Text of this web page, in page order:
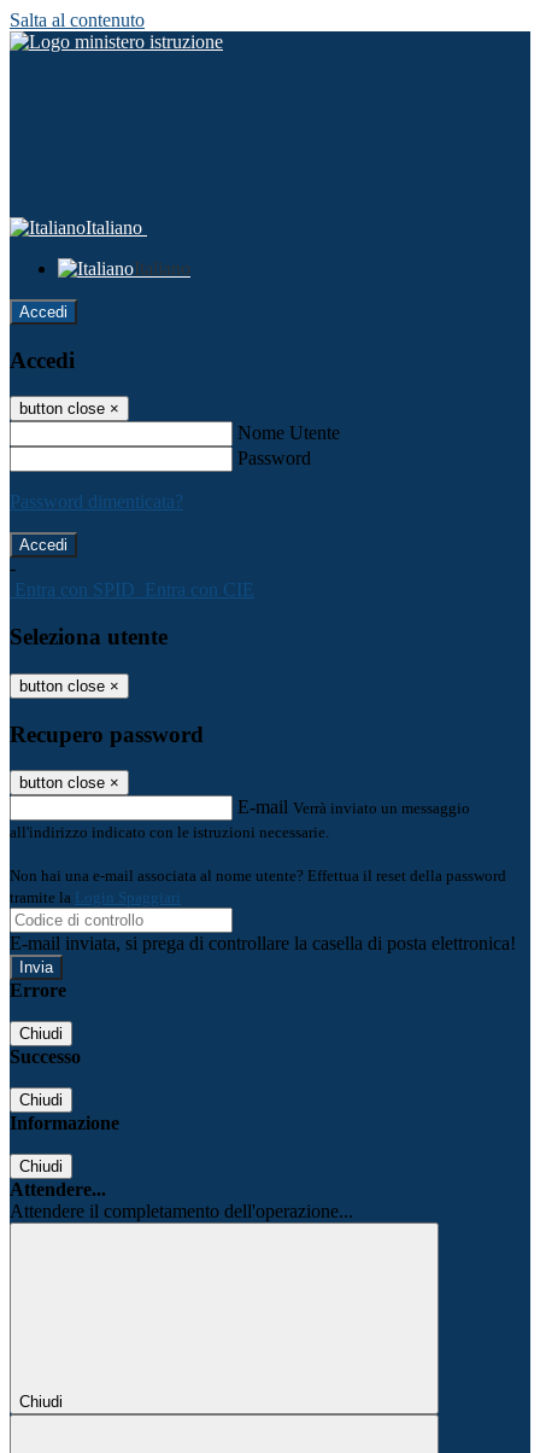
Salta al contenuto
Italiano
Italiano
Accedi
Accedi
button close ×
Nome Utente
Password
Password dimenticata?
-
Entra con SPID Entra con CIE
Seleziona utente
button close ×
Recupero password
button close ×
E-mail Verrà inviato un messaggio
all'indirizzo indicato con le istruzioni necessarie.
Non hai una e-mail associata al nome utente? Effettua il reset della password
tramite la Login Spaggiari
E-mail inviata, si prega di controllare la casella di posta elettronica!
Errore
Chiudi
Successo
Chiudi
Informazione
Chiudi
Attendere...
Attendere il completamento dell'operazione...
Chiudi